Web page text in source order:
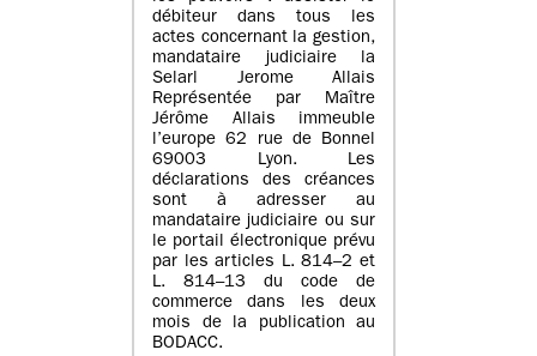
débiteur dans tous les
actes concernant la gestion,
mandataire judiciaire la
Selarl Jerome Allais
Représentée par Maître
Jérôme Allais immeuble
l’europe 62 rue de Bonnel
69003 Lyon. Les
déclarations des créances
sont à adresser au
mandataire judiciaire ou sur
le portail électronique prévu
par les articles L. 814–2 et
L. 814–13 du code de
commerce dans les deux
mois de la publication au
BODACC.